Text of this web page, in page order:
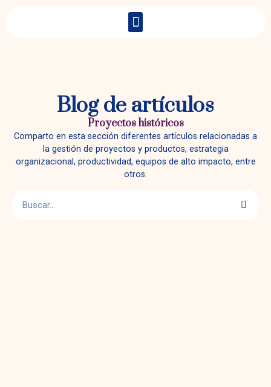
Blog de artículos
Proyectos históricos
Comparto en esta sección diferentes artículos relacionadas a
la gestión de proyectos y productos, estrategia
organizacional, productividad, equipos de alto impacto, entre
otros.